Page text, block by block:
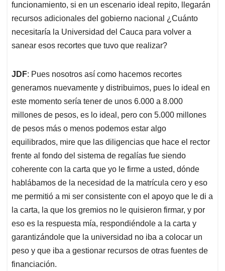
funcionamiento, si en un escenario ideal repito, llegarán
recursos adicionales del gobierno nacional ¿Cuánto
necesitaría la Universidad del Cauca para volver a
sanear esos recortes que tuvo que realizar?
JDF: Pues nosotros así como hacemos recortes
generamos nuevamente y distribuimos, pues lo ideal en
este momento sería tener de unos 6.000 a 8.000
millones de pesos, es lo ideal, pero con 5.000 millones
de pesos más o menos podemos estar algo
equilibrados, mire que las diligencias que hace el rector
frente al fondo del sistema de regalías fue siendo
coherente con la carta que yo le firme a usted, dónde
hablábamos de la necesidad de la matrícula cero y eso
me permitió a mi ser consistente con el apoyo que le di a
la carta, la que los gremios no le quisieron firmar, y por
eso es la respuesta mía, respondiéndole a la carta y
garantizándole que la universidad no iba a colocar un
peso y que iba a gestionar recursos de otras fuentes de
financiación.